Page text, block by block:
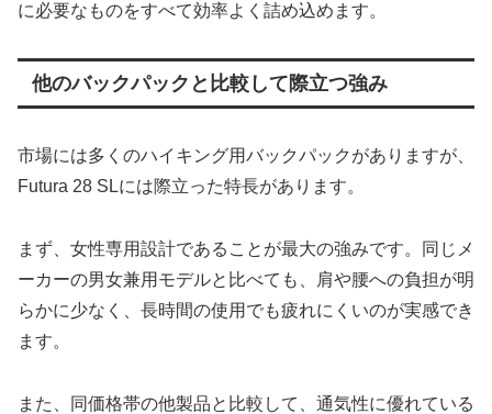
に必要なものをすべて効率よく詰め込めます。
他のバックパックと比較して際立つ強み
市場には多くのハイキング用バックパックがありますが、
Futura 28 SLには際立った特長があります。
まず、女性専用設計であることが最大の強みです。同じメ
ーカーの男女兼用モデルと比べても、肩や腰への負担が明
らかに少なく、長時間の使用でも疲れにくいのが実感でき
ます。
また、同価格帯の他製品と比較して、通気性に優れている